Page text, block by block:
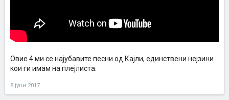
Овие 4 ми се најубавите песни од Кајли, единствени нејзини
кои ги имам на плејлиста.
8 јуни 2017